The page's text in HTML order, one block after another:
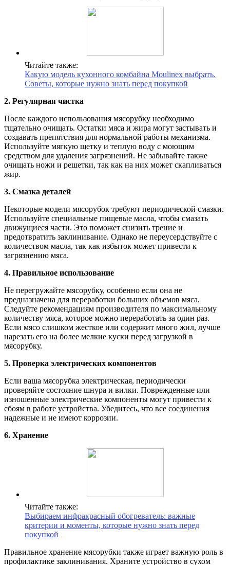
Читайте также:
Какую модель кухонного комбайна Moulinex выбрать.
Советы, которые нужно знать перед покупкой
2. Регулярная чистка
После каждого использования мясорубку необходимо
тщательно очищать. Остатки мяса и жира могут застывать и
создавать препятствия для нормальной работы механизма.
Используйте мягкую щетку и теплую воду с моющим
средством для удаления загрязнений. Не забывайте также
очищать ножи и решетки, так как на них может скапливаться
жир.
3. Смазка деталей
Некоторые модели мясорубок требуют периодической смазки.
Используйте специальные пищевые масла, чтобы смазать
движущиеся части. Это поможет снизить трение и
предотвратить заклинивание. Однако не переусердствуйте с
количеством масла, так как избыток может привести к
загрязнению мяса.
4. Правильное использование
Не перегружайте мясорубку, особенно если она не
предназначена для переработки больших объемов мяса.
Следуйте рекомендациям производителя по максимальному
количеству мяса, которое можно переработать за один раз.
Если мясо слишком жесткое или содержит много жил, лучше
нарезать его на более мелкие куски перед загрузкой в
мясорубку.
5. Проверка электрических компонентов
Если ваша мясорубка электрическая, периодически
проверяйте состояние шнура и вилки. Поврежденные или
изношенные электрические компоненты могут привести к
сбоям в работе устройства. Убедитесь, что все соединения
надежные и не имеют коррозии.
6. Хранение
Читайте также:
Выбираем инфракрасный обогреватель: важные
критерии и моменты, которые нужно знать перед
покупкой
Правильное хранение мясорубки также играет важную роль в
профилактике заклинивания. Храните устройство в сухом